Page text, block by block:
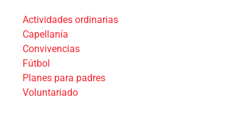
Actividades ordinarias
Capellanía
Convivencias
Fútbol
Planes para padres
Voluntariado